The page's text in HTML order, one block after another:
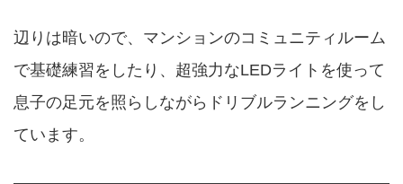
辺りは暗いので、マンションのコミュニティルーム
で基礎練習をしたり、超強力なLEDライトを使って
息子の足元を照らしながらドリブルランニングをし
ています。